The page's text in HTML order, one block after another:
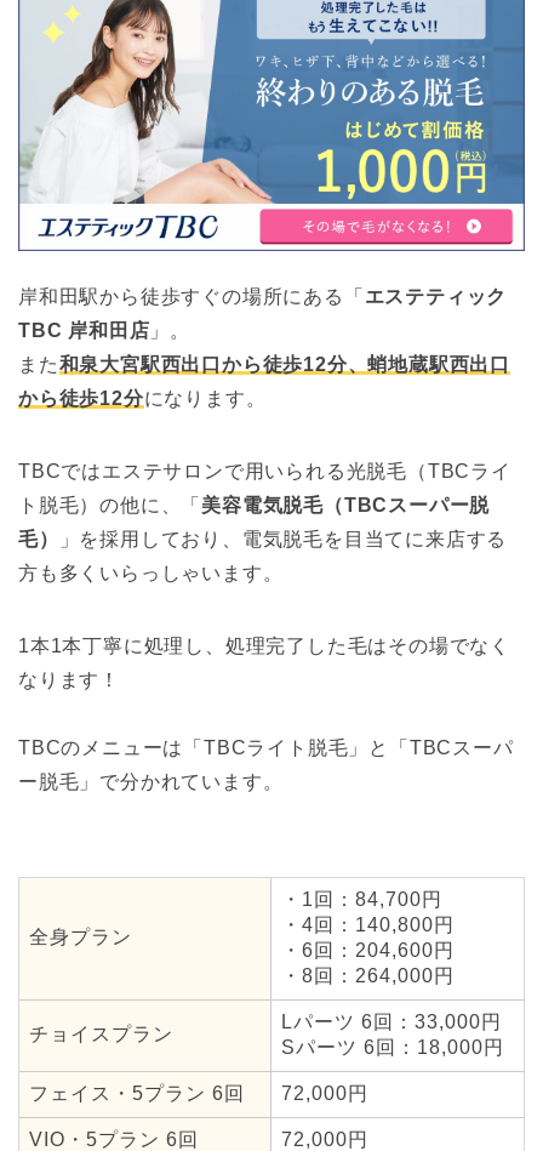
2
Dione（ディオー
ネ）岸和田店
大阪府岸和田市下松
町5058 MM88 ビル
4F
ラ・パーク岸和田
大阪府岸和田市春木
若松町21-1 ラ・パー
ク岸和田2F
4 COCO
大阪府岸和田市下池
田町1丁目19-2
5
x
町1-1-15
6 Waxing Linda
町15-34
こ
大阪府岸和田市春木
旭町7-8 2F
ジュエリースタイ
10
ルナクレシエンテ
アネックス別棟サ
ラフォクシー
大阪府岸和田市春木
ビル 3F B号室
13
（ジェイ）
大阪府岸和田市土生
町2丁目27-34
14 ハナコ
大阪府岸和田市別所
町２－１３－１２
マンション花１０１
号
岸和田駅から徒歩すぐの場所にある「 エステティック
TBC 岸和田店 」。
また和泉大宮駅西出口から徒歩12分、蛸地蔵駅西出口
から徒歩12分になります。
TBCではエステサロンで用いられる光脱毛（TBCライ
ト脱毛）の他に、「 美容電気脱毛（TBCスーパー脱
毛）
」を採用しており、電気脱毛を目当てに来店する
方も多くいらっしゃいます。
1本1本丁寧に処理し、処理完了した毛はその場でなく
なります！
TBCのメニューは「TBCライト脱毛」と「TBCスーパ
ー脱毛」で分かれています。
全身プラン
・1回：84,700円
・4回：140,800円
・6回：204,600円
・8回：264,000円
チョイスプラン
Lパーツ 6回：33,000円
Sパーツ 6回：18,000円
フェイス・5プラン 6回 72,000円
VIO・5プラン 6回 72,000円